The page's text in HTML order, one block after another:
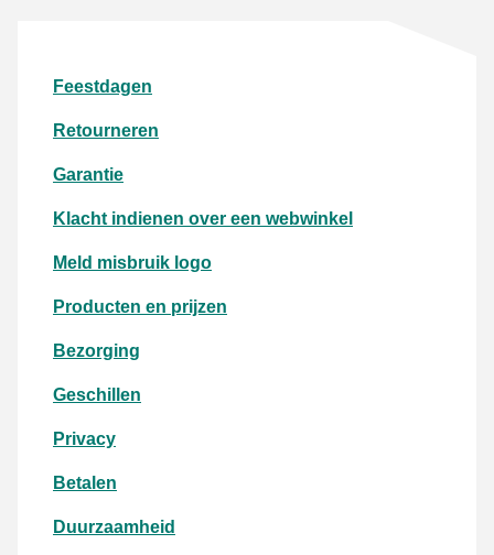
Feestdagen
Retourneren
Garantie
Klacht indienen over een webwinkel
Meld misbruik logo
Producten en prijzen
Bezorging
Geschillen
Privacy
Betalen
Duurzaamheid